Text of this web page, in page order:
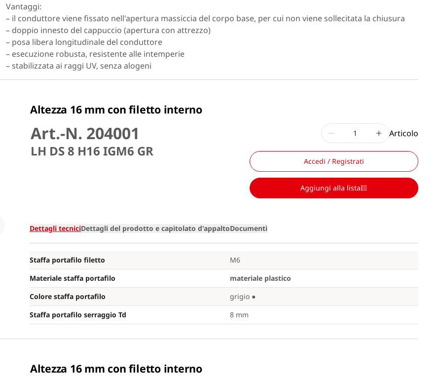
Vantaggi:
– il conduttore viene fissato nell'apertura massiccia del corpo base, per cui non viene sollecitata la chiusura
– doppio innesto del cappuccio (apertura con attrezzo)
– posa libera longitudinale del conduttore
– esecuzione robusta, resistente alle intemperie
– stabilizzata ai raggi UV, senza alogeni
Altezza 16 mm con filetto interno
Art.-N. 204001
LH DS 8 H16 IGM6 GR
Loading
Articolo
Accedi / Registrati
Aggiungi alla lista
Dettagli tecniciDettagli del prodotto e capitolato d'appaltoDocumenti
Staffa portafilo filetto
M6
Materiale staffa portafilo
materiale plastico
Colore staffa portafilo
grigio ●
Staffa portafilo serraggio Td
8 mm
Altezza 16 mm con filetto interno